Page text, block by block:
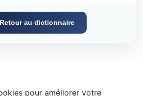
au dictionnaire
pour améliorer votre